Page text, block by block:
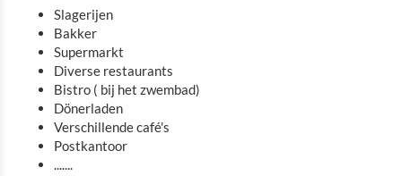
Shopping
Stadscentrum Troisvierges
Shopping Center Massen
Shopping Center Knauf
Openbaar vervoer in Troisvierges
Slagerijen
Bakker
Supermarkt
Diverse restaurants
Bistro ( bij het zwembad)
Dönerladen
Verschillende café's
Postkantoor
.......